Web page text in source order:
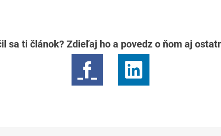
sa ti článok? Zdieľaj ho a povedz o ňom aj